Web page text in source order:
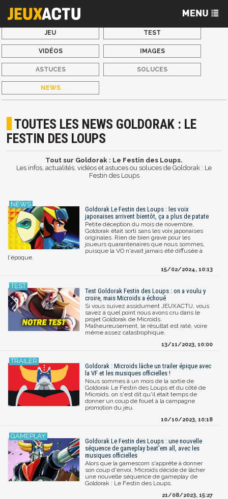
JEU TEST
VIDÉOS IMAGES
ASTUCES SOLUCES
NEWS
TOUTES LES NEWS GOLDORAK : LE
FESTIN DES LOUPS
Tout sur Goldorak : Le Festin des Loups.
Les infos, actualités, vidéos et astuces ou soluces de Goldorak : Le
Festin des Loups
Goldorak Le Festin des Loups : les voix
japonaises arrivent bientôt, ça a plus de patate
Petite déception du mois de novembre,
Goldorak était sorti sans les voix japonaises
originales. Rien de bien grave pour les
joueurs quarantenaires que nous sommes,
puisque la VO n'avait jamais été diffusée à
l'époque.
15/02/2024, 10:13
Test Goldorak Festin des Loups : on a voulu y
croire, mais Microids a échoué
Si vous suivez assidument JEUXACTU, vous
savez à quel point nous avons cru dans le
projet Goldorak de Microids.
Malheureusement, le résultat est raté, voire
même assez catastrophique.
13/11/2023, 10:00
Goldorak : Microids lâche un trailer épique avec
la VF et les musiques officielles !
Nous sommes à un mois de la sortie de
Goldorak Le Festin des Loups et du côté de
Microids, on s'est dit qu'il était temps de
donner un coup de fouet à la campagne
promotion du jeu.
10/10/2023, 10:18
Goldorak Le Festin des Loups : une nouvelle
séquence de gameplay beat'em all, avec les
musiques officielles
Alors que la gamescom s'apprête à donner
son coup d'envoi, Microids décide de lâcher
une nouvelle séquence de gameplay de
Goldorak : Le Festin des Loups.
21/08/2023, 15:27